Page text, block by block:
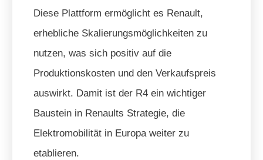
Diese Plattform ermöglicht es Renault,
erhebliche Skalierungsmöglichkeiten zu
nutzen, was sich positiv auf die
Produktionskosten und den Verkaufspreis
auswirkt. Damit ist der R4 ein wichtiger
Baustein in Renaults Strategie, die
Elektromobilität in Europa weiter zu
etablieren.